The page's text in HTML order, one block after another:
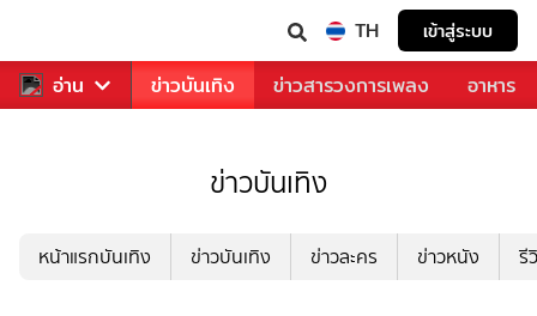
TH เข้าสู่ระบบ
อ่าน
กีฬา ข่าว ข่าวบันเทิง ข่าวสารวงการเพลง อาหาร
ข่าวบันเทิง
หน้าแรกบันเทิง ข่าวบันเทิง ข่าวละคร ข่าวหนัง รี